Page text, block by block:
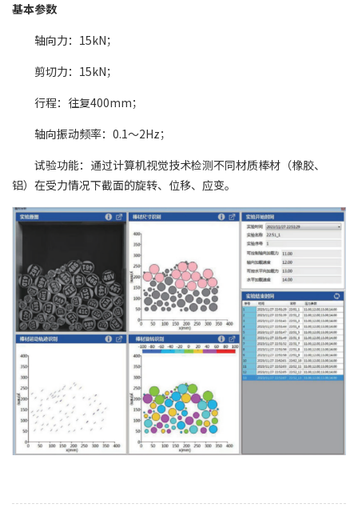
基本参数
轴向力：15kN；
剪切力：15kN；
行程：往复400mm；
轴向振动频率：0.1～2Hz；
试验功能： 通过计算机视觉技术检测不同材质棒材（橡胶、
铝）在受力情况下截面的旋转、位移、应变。